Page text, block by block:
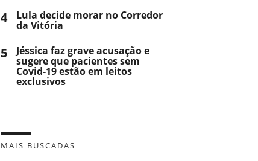
4 Lula decide morar no Corredor
da Vitória
5 Jéssica faz grave acusação e
sugere que pacientes sem
Covid-19 estão em leitos
exclusivos
MAIS BUSCADAS